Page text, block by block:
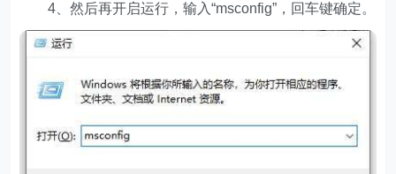
4、然后再开启运行，输入“msconfig”，回车键确定。